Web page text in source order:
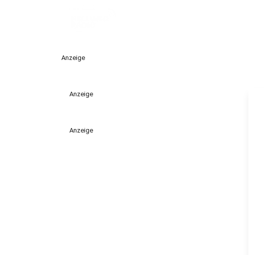
Anzeige
Anzeige
Anzeige